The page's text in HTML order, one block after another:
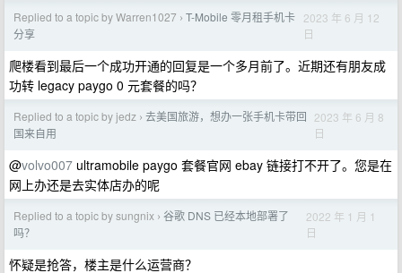
Replied to a topic by Warren1027 › T-Mobile 零月租手机卡
分享
2023 年 6 月 12
日
爬楼看到最后一个成功开通的回复是一个多月前了。近期还有朋友成
功转 legacy paygo 0 元套餐的吗？
Replied to a topic by jedz › 去美国旅游，想办一张手机卡带回
国来自用
2023 年 6 月 8
日
@volvo007 ultramobile paygo 套餐官网 ebay 链接打不开了。您是在
网上办还是去实体店办的呢
Replied to a topic by sungnix › 谷歌 DNS 已经本地部署了
吗？
2022 年 1 月 1
日
怀疑是抢答，楼主是什么运营商？